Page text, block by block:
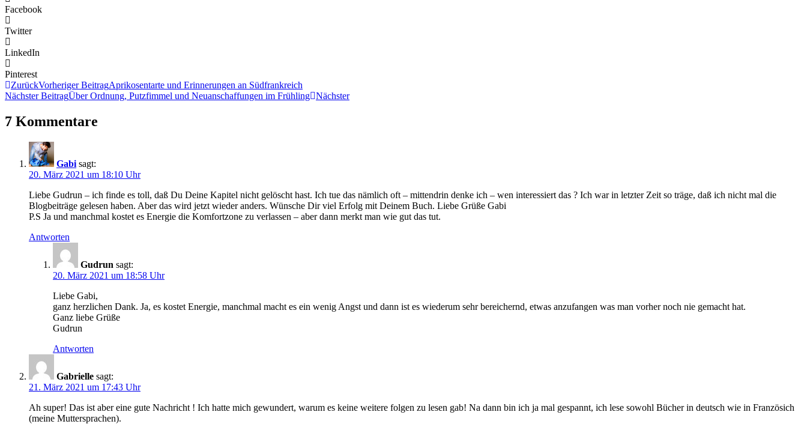
Facebook
Twitter
LinkedIn
Pinterest
ZurückVorheriger BeitragAprikosentarte und Erinnerungen an Südfrankreich
Nächster BeitragÜber Ordnung, Putzfimmel und Neuanschaffungen im Frühling Nächster
7 Kommentare
Gabi sagt:
20. März 2021 um 18:10 Uhr
Liebe Gudrun – ich finde es toll, daß Du Deine Kapitel nicht gelöscht hast. Ich tue das nämlich oft – mittendrin denke ich – wen interessiert das ? Ich war in letzter Zeit so träge, daß ich nicht mal die
Blogbeiträge gelesen haben. Aber das wird jetzt wieder anders. Wünsche Dir viel Erfolg mit Deinem Buch. Liebe Grüße Gabi
P.S Ja und manchmal kostet es Energie die Komfortzone zu verlassen – aber dann merkt man wie gut das tut.
Antworten
Gudrun sagt:
20. März 2021 um 18:58 Uhr
Liebe Gabi,
ganz herzlichen Dank. Ja, es kostet Energie, manchmal macht es ein wenig Angst und dann ist es wiederum sehr bereichernd, etwas anzufangen was man vorher noch nie gemacht hat.
Ganz liebe Grüße
Gudrun
Antworten
Gabrielle sagt:
21. März 2021 um 17:43 Uhr
Ah super! Das ist aber eine gute Nachricht ! Ich hatte mich gewundert, warum es keine weitere folgen zu lesen gab! Na dann bin ich ja mal gespannt, ich lese sowohl Bücher in deutsch wie in Französich
(meine Muttersprachen).